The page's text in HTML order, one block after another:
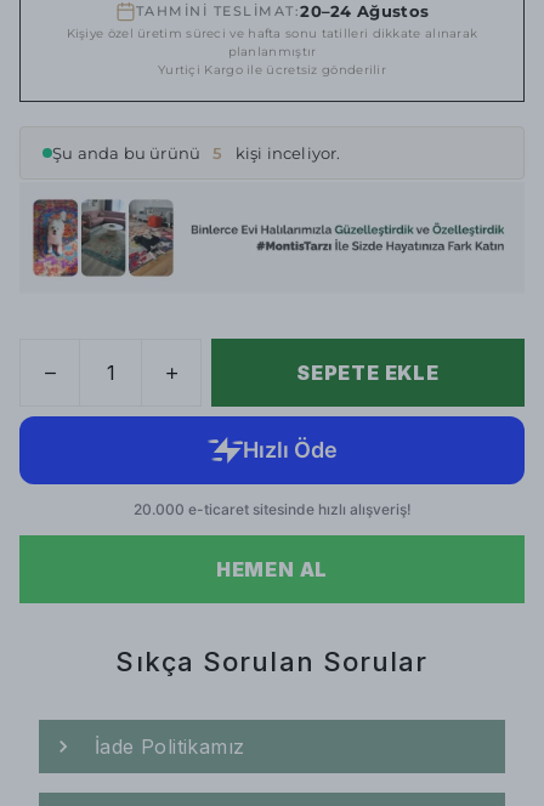
TAHMİNİ TESLİMAT:20–24 Ağustos
Kişiye özel üretim süreci ve hafta sonu tatilleri dikkate alınarak
planlanmıştır
Yurtiçi Kargo ile ücretsiz gönderilir
Şu anda bu ürünü 5 kişi inceliyor.
SEPETE EKLE
HEMEN AL
Sıkça Sorulan Sorular
İade Politikamız